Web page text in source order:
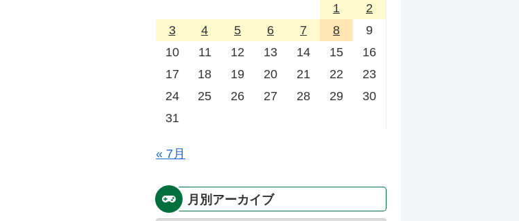
1
2
3
4 5 6 7 8
9
10
11 12 13 14 15
16
17
18 19 20 21 22
23
24
25 26 27 28 29
30
31
« 7月
月別アーカイブ